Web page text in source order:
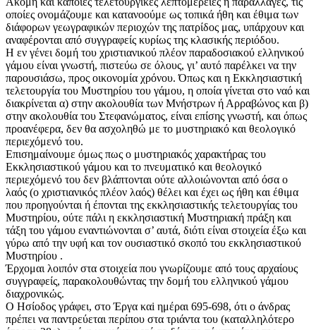
οποίες ονομάζουμε και κατανοούμε ως τοπικά ήθη και έθιμα των
διάφορων γεωγραφικών περιοχών της πατρίδος μας, υπάρχουν και
αναφέρονται από συγγραφείς κυρίως της κλασικής περιόδου.
Η εν γένει δομή του χριστιανικού πλέον παραδοσιακού ελληνικού
γάμου είναι γνωστή, πιστεύω σε όλους, γι’ αυτό παρέλκει να την
παρουσιάσω, προς οικονομία χρόνου. Όπως και η Εκκλησιαστική
τελετουργία του Μυστηρίου του γάμου, η οποία γίνεται στο ναό και
διακρίνεται α) στην ακολουθία των Μνήστρων ή Αρραβώνος και β)
στην ακολουθία του Στεφανώματος, είναι επίσης γνωστή, και όπως
προανέφερα, δεν θα ασχοληθώ με το μυστηριακό και θεολογικό
περιεχόμενό του.
Επισημαίνουμε όμως πως ο μυστηριακός χαρακτήρας του
Εκκλησιαστικού γάμου και το πνευματικό και θεολογικό
περιεχόμενό του δεν βλάπτονται ούτε αλλοιώνονται από όσα ο
λαός (ο χριστιανικός πλέον λαός) θέλει και έχει ως ήθη και έθιμα
που προηγούνται ή έπονται της εκκλησιαστικής τελετουργίας του
Μυστηρίου, ούτε πάλι η εκκλησιαστική Μυστηριακή πράξη και
τάξη του γάμου εναντιώνονται σ’ αυτά, διότι είναι στοιχεία έξω και
γύρω από την υφή και τον ουσιαστικό σκοπό του εκκλησιαστικού
Μυστηρίου .
Έρχομαι λοιπόν στα στοιχεία που γνωρίζουμε από τους αρχαίους
συγγραφείς, παρακολουθώντας την δομή του ελληνικού γάμου
διαχρονικώς.
Ο Ησίοδος γράφει, στο Έργα καi ημέραι 695-698, ότι ο άνδρας
πρέπει να παντρεύεται περίπου στα τριάντα του (καταλληλότερο